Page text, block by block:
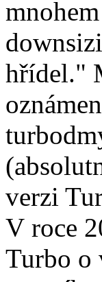
hřídel."
verzi
V roce
Turbo o